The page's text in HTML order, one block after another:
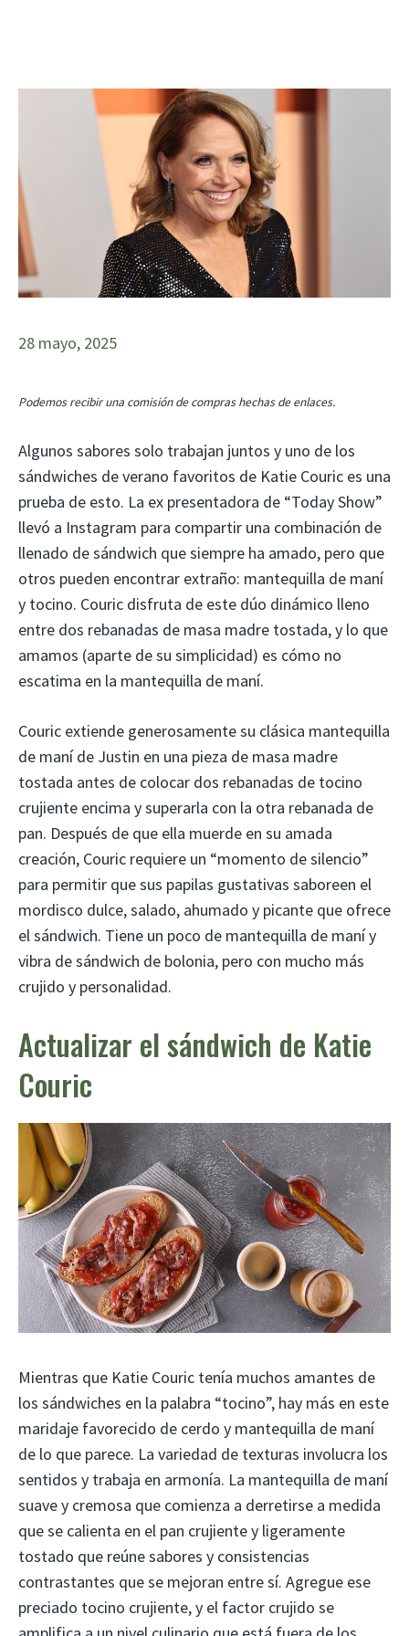
28 mayo, 2025
Podemos recibir una comisión de compras hechas de enlaces.
Algunos sabores solo trabajan juntos y uno de los
sándwiches de verano favoritos de Katie Couric es una
prueba de esto. La ex presentadora de “Today Show”
llevó a Instagram para compartir una combinación de
llenado de sándwich que siempre ha amado, pero que
otros pueden encontrar extraño: mantequilla de maní
y tocino. Couric disfruta de este dúo dinámico lleno
entre dos rebanadas de masa madre tostada, y lo que
amamos (aparte de su simplicidad) es cómo no
escatima en la mantequilla de maní.
Couric extiende generosamente su clásica mantequilla
de maní de Justin en una pieza de masa madre
tostada antes de colocar dos rebanadas de tocino
crujiente encima y superarla con la otra rebanada de
pan. Después de que ella muerde en su amada
creación, Couric requiere un “momento de silencio”
para permitir que sus papilas gustativas saboreen el
mordisco dulce, salado, ahumado y picante que ofrece
el sándwich. Tiene un poco de mantequilla de maní y
vibra de sándwich de bolonia, pero con mucho más
crujido y personalidad.
Actualizar el sándwich de Katie
Couric
Mientras que Katie Couric tenía muchos amantes de
los sándwiches en la palabra “tocino”, hay más en este
maridaje favorecido de cerdo y mantequilla de maní
de lo que parece. La variedad de texturas involucra los
sentidos y trabaja en armonía. La mantequilla de maní
suave y cremosa que comienza a derretirse a medida
que se calienta en el pan crujiente y ligeramente
tostado que reúne sabores y consistencias
contrastantes que se mejoran entre sí. Agregue ese
preciado tocino crujiente, y el factor crujido se